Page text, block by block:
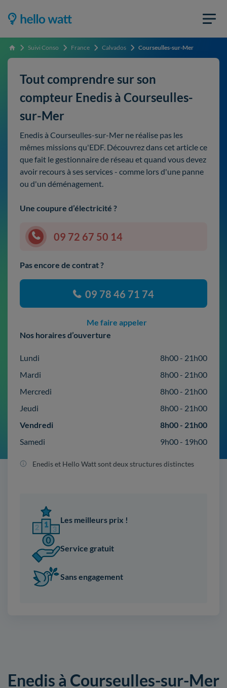
Accueil Suivi Conso France Calvados Courseulles-sur-Mer
Tout comprendre sur son
compteur Enedis à Courseulles-
sur-Mer
Enedis à Courseulles-sur-Mer ne réalise pas les
mêmes missions qu'EDF. Découvrez dans cet article ce
que fait le gestionnaire de réseau et quand vous devez
avoir recours à ses services - comme lors d'une panne
ou d'un déménagement.
Une coupure d’électricité ?
09 72 67 50 14
Pas encore de contrat ?
09 78 46 71 74
Me faire appeler
Nos horaires d’ouverture
Lundi
8h00 - 21h00
Mardi
8h00 - 21h00
Mercredi
8h00 - 21h00
Jeudi
8h00 - 21h00
Vendredi
8h00 - 21h00
Samedi
9h00 - 19h00
Enedis et Hello Watt sont deux structures distinctes
Les meilleurs prix !
Service gratuit
Sans engagement
Enedis à Courseulles-sur-Mer